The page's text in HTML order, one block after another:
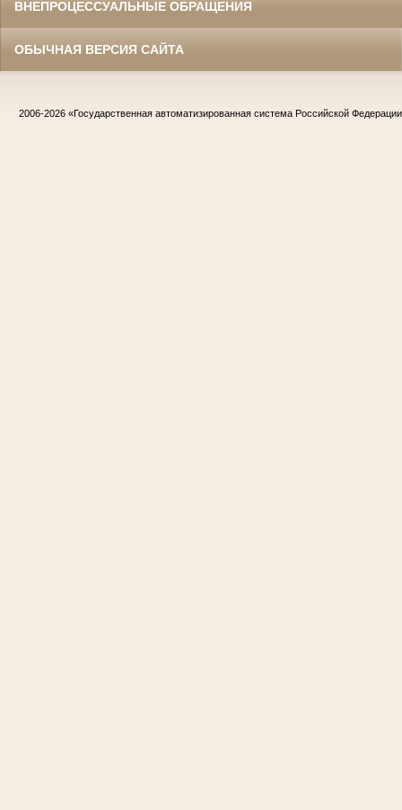
ВНЕПРОЦЕССУАЛЬНЫЕ ОБРАЩЕНИЯ
ОБЫЧНАЯ ВЕРСИЯ САЙТА
2006-2026 «Государственная автоматизированная система Российской